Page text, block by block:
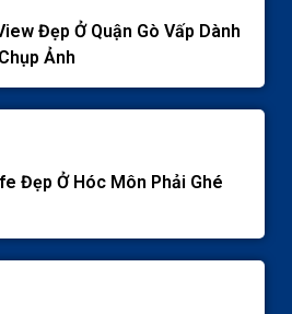
Đẹp Ở Quận Gò Vấp Dành
Ảnh
Đẹp Ở Hóc Môn Phải Ghé